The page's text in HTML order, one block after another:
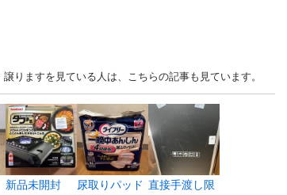
りますを見ている人は、こちらの記事も見ています。
新品未開封
尿取りパッド 直接手渡し限